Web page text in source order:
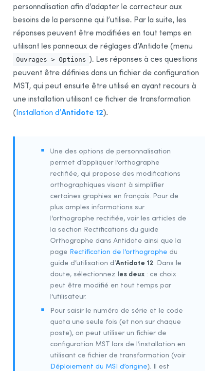
personnalisation afin d’adapter le correcteur aux
besoins de la personne qui l’utilise. Par la suite, les
réponses peuvent être modifiées en tout temps en
utilisant les panneaux de réglages d’Antidote (menu
Ouvrages > Options ). Les réponses à ces questions
peuvent être définies dans un fichier de configuration
MST, qui peut ensuite être utilisé en ayant recours à
une installation utilisant ce fichier de transformation
(Installation d’Antidote 12).
Une des options de personnalisation
permet d’appliquer l’orthographe
rectifiée, qui propose des modifications
orthographiques visant à simplifier
certaines graphies en français. Pour de
plus amples informations sur
l’orthographe rectifiée, voir les articles de
la section Rectifications du guide
Orthographe dans Antidote ainsi que la
page Rectification de l’orthographe du
guide d’utilisation d’Antidote 12 . Dans le
doute, sélectionnez les deux : ce choix
peut être modifié en tout temps par
l’utilisateur.
Pour saisir le numéro de série et le code
quota une seule fois (et non sur chaque
poste), on peut utiliser un fichier de
configuration MST lors de l’installation en
utilisant ce fichier de transformation (voir
Déploiement du MSI d’origine). Il est